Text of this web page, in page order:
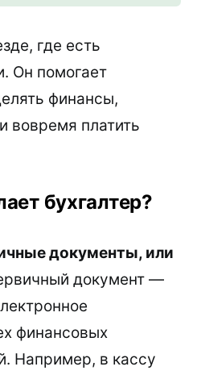
где есть
Он помогает
финансы,
вовремя платить
бухгалтер?
документы, или
документ —
финансовых
Например, в кассу